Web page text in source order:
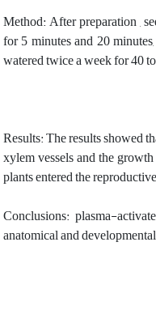
Method:After preparation,
for 5 minutes and 20
watered twice a week for 40
Results:The results showed
xylem vessels and the
plants entered the
Conclusions: plasma-
anatomical and